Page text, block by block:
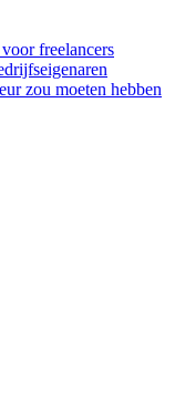
freelancers
zou moeten hebben